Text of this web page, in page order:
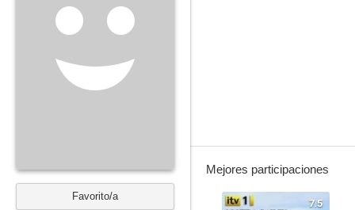
Favorito/a
Mejores participaciones
7.5